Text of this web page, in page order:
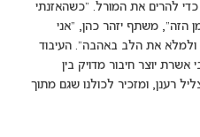
להרים את המורל. "כשהאזנתי
הזה", משתף יזהר כהן, "אני
ולמלא את הלב באהבה". העיבוד
יוצר חיבור מדויק בין
רענן, ומזכיר לכולנו שגם מתוך